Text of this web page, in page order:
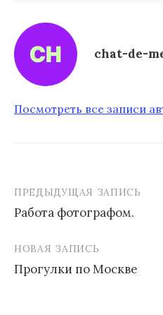
chat-de-
Посмотреть все записи
а
ПРЕДЫДУЩАЯ ЗАПИСЬ
Работа фотографом.
НОВАЯ ЗАПИСЬ
Прогулки по Москве